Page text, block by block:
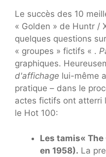
Le succès des 10
« Golden » de Huntr /
quelques questions
« groupes » fictifs « .
graphiques.
d'affichage lui-même
pratique – dans le
actes fictifs ont atterri
le Hot 100:
Les tamis« The
en 1958). La